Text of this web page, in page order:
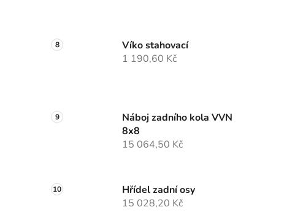
Víko stahovací
1 190,60 Kč
Náboj zadního kola VVN
8x8
15 064,50 Kč
Hřídel zadní osy
15 028,20 Kč